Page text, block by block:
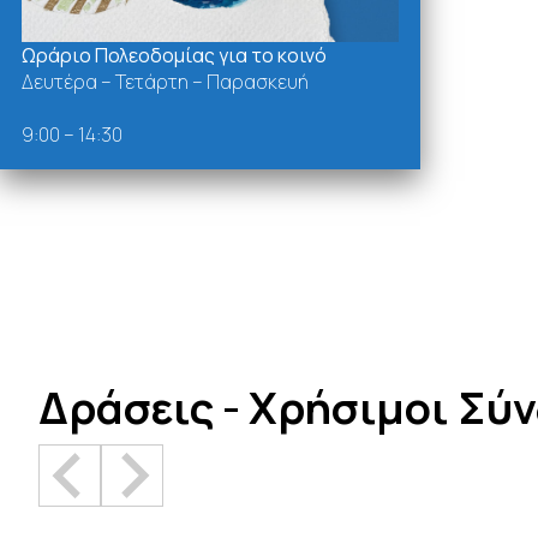
Δράσεις - Χρήσιμοι
Ωράριο Πολεοδομίας για το κοινό
Δευτέρα – Τετάρτη – Παρασκευή
9:00 – 14:30